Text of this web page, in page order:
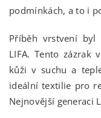
podmínkách, a to i
Příběh vrstvení
LIFA. Tento zázrak
kůži v suchu a
ideální textilie pro
Nejnovější generaci